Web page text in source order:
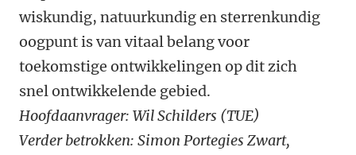
wiskundig, natuurkundig en sterrenkundig
oogpunt is van vitaal belang voor
toekomstige ontwikkelingen op dit zich
snel ontwikkelende gebied.
Hoofdaanvrager: Wil Schilders (TUE)
Verder betrokken: Simon Portegies Zwart,